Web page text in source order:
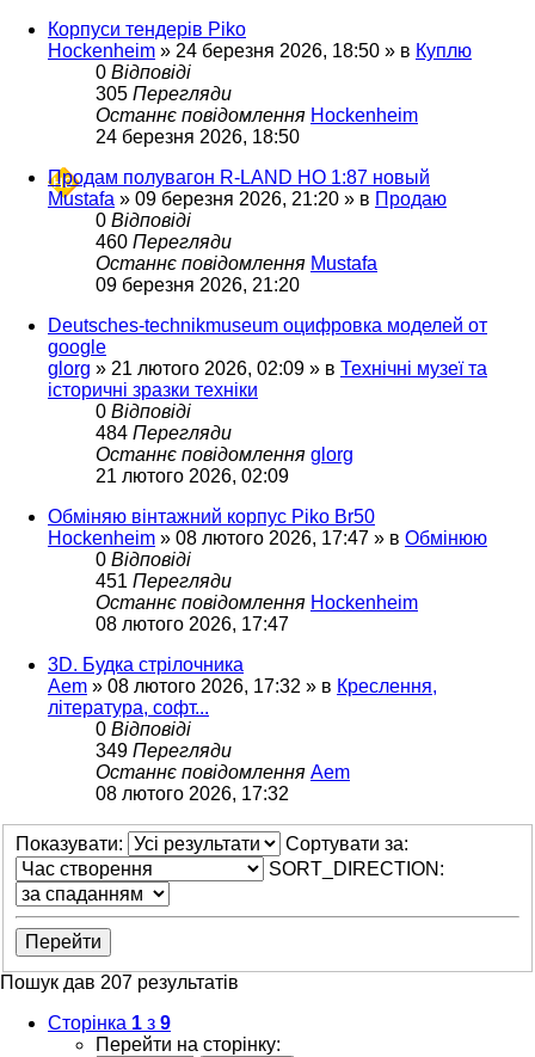
Корпуси тендерів Piko
Hockenheim » 24 березня 2026, 18:50 » в Куплю
0 Відповіді
305 Перегляди
Останнє повідомлення Hockenheim
24 березня 2026, 18:50
Продам полувагон R-LAND HO 1:87 новый
Mustafa » 09 березня 2026, 21:20 » в Продаю
0 Відповіді
460 Перегляди
Останнє повідомлення Mustafa
09 березня 2026, 21:20
Deutsches-technikmuseum оцифровка моделей от
google
glorg » 21 лютого 2026, 02:09 » в Технічні музеї та
історичні зразки техніки
0 Відповіді
484 Перегляди
Останнє повідомлення glorg
21 лютого 2026, 02:09
Обміняю вінтажний корпус Piko Br50
Hockenheim » 08 лютого 2026, 17:47 » в Обмінюю
0 Відповіді
451 Перегляди
Останнє повідомлення Hockenheim
08 лютого 2026, 17:47
3D. Будка стрілочника
Aem » 08 лютого 2026, 17:32 » в Креслення,
література, софт...
0 Відповіді
349 Перегляди
Останнє повідомлення Aem
08 лютого 2026, 17:32
Показувати:
Сортувати за:
SORT_DIRECTION:
Пошук дав 207 результатів
Сторінка 1 з 9
Перейти на сторінку: